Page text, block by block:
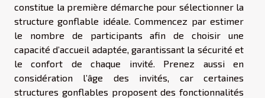
constitue la première démarche pour sélectionner la
structure gonflable idéale. Commencez par estimer
le nombre de participants afin de choisir une
capacité d’accueil adaptée, garantissant la sécurité et
le confort de chaque invité. Prenez aussi en
considération l’âge des invités, car certaines
structures gonflables proposent des fonctionnalités